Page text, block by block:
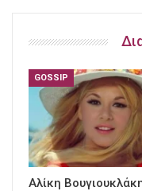
GOSSIP
Αλίκη